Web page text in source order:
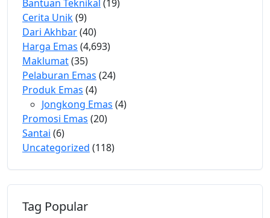
Bantuan Teknikal (19)
Cerita Unik(9)
Dari Akhbar(40)
Harga Emas (4,693)
Maklumat(35)
Pelaburan Emas (24)
Produk Emas (4)
Jongkong Emas (4)
Promosi Emas (20)
Santai (6)
Uncategorized (118)
Tag Popular